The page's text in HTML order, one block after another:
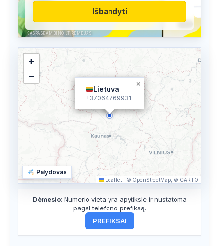
KASPASKAMBINO.LT RĖMĖJAS
Išbandyti
Lietuva
+37064769931
×
+
−
Leaflet © OpenStreetMap, © CARTO
Palydovas
Dėmesio: Numerio vieta yra apytikslė ir nustatoma
pagal telefono prefiksą.
PREFIKSAI